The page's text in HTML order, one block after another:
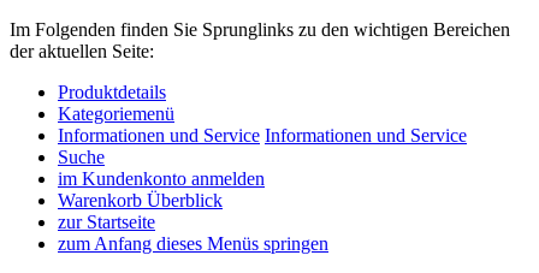
Im Folgenden finden Sie Sprunglinks zu den wichtigen Bereichen
der aktuellen Seite:
Produktdetails
Kategoriemenü
Informationen und Service Informationen und Service
Suche
im Kundenkonto anmelden
Warenkorb Überblick
zur Startseite
zum Anfang dieses Menüs springen